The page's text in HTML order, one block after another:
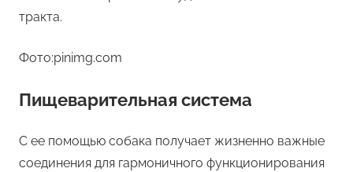
тракта.
Фото:pinimg.com
Пищеварительная система
С ее помощью собака получает жизненно важные
соединения для гармоничного функционирования